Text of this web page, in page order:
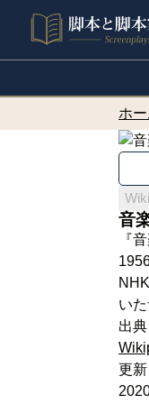
ホー
音
『
い
出典
更新